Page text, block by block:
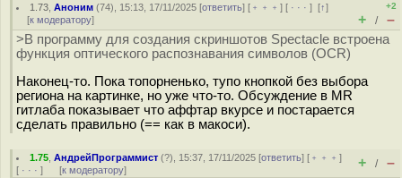
1.73 ,Аноним (74), 15:13, 17/11/2025 [ответить] [ ﹢﹢﹢] [ · · ·][↑]
[к модератору]
+2
+ / –
>В программу для создания скриншотов Spectacle встроена
функция оптического распознавания символов (OCR)
Наконец-то. Пока топорненько, тупо кнопкой без выбора
региона на картинке, но уже что-то. Обсуждение в MR
гитлаба показывает что аффтар вкурсе и постарается
сделать правильно (== как в макоси).
1.75 ,АндрейПрограммист (?), 15:37, 17/11/2025 [ответить] [ ﹢﹢﹢]
[ · · · ] [к модератору] + / –